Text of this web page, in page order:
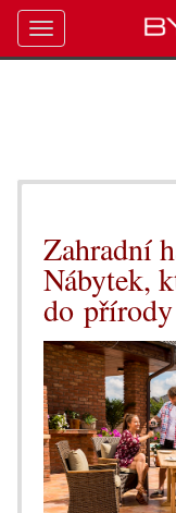
Zahradní
Nábytek,
do přírody
Toggle
navigation